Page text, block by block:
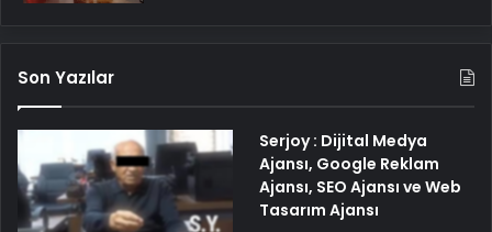
Son Yazılar
Serjoy : Dijital Medya
Ajansı, Google Reklam
Ajansı, SEO Ajansı ve Web
Tasarım Ajansı